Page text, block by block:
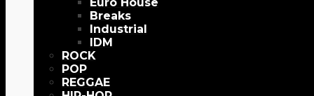
Euro House
Breaks
Industrial
IDM
ROCK
POP
REGGAE